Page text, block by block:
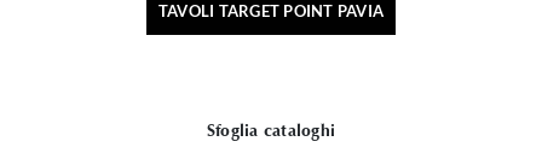
TAVOLI TARGET POINT PAVIA
Sfoglia cataloghi